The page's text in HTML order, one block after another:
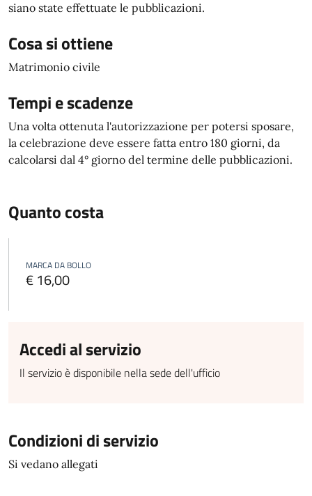
siano state effettuate le pubblicazioni.
Cosa si ottiene
Matrimonio civile
Tempi e scadenze
Una volta ottenuta l'autorizzazione per potersi sposare,
la celebrazione deve essere fatta entro 180 giorni, da
calcolarsi dal 4° giorno del termine delle pubblicazioni.
Quanto costa
MARCA DA BOLLO
€ 16,00
Accedi al servizio
Il servizio è disponibile nella sede dell'ufficio
Condizioni di servizio
Si vedano allegati